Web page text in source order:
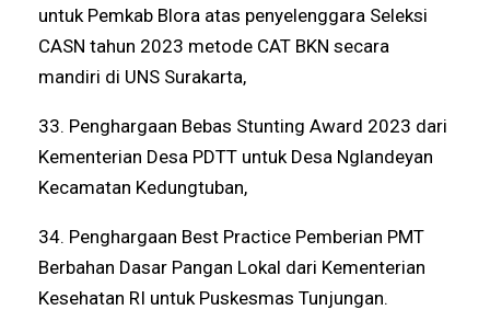
untuk Pemkab Blora atas penyelenggara Seleksi
CASN tahun 2023 metode CAT BKN secara
mandiri di UNS Surakarta,
33. Penghargaan Bebas Stunting Award 2023 dari
Kementerian Desa PDTT untuk Desa Nglandeyan
Kecamatan Kedungtuban,
34. Penghargaan Best Practice Pemberian PMT
Berbahan Dasar Pangan Lokal dari Kementerian
Kesehatan RI untuk Puskesmas Tunjungan.